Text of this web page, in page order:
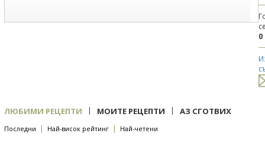
0
ЛЮБИМИ РЕЦЕПТИ | МОИТЕ РЕЦЕПТИ | АЗ СГОТВИХ
Последни | Най-висок рейтинг | Най-четени